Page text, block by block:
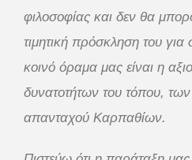
φιλοσοφίας και δεν θα
τιμητική πρόσκληση του
κοινό όραμα μας είναι η
δυνατοτήτων του τόπου,
απανταχού Καρπαθίων.